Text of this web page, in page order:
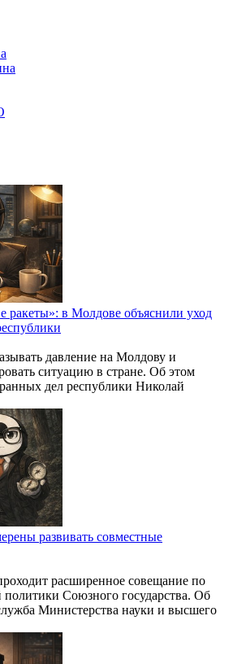
ракеты»: в Молдове объяснили уход
давление на Молдову и
ситуацию в стране. Об этом
дел республики Николай
развивать совместные
расширенное совещание по
Союзного государства. Об
Министерства науки и высшего